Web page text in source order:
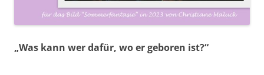
„Was kann wer dafür, wo er geboren ist?“